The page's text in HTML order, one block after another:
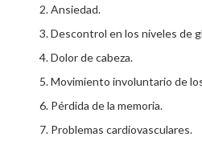
Ansiedad.
Descontrol en los niveles de
Dolor de cabeza.
Movimiento involuntario de
Pérdida de la memoria.
Problemas cardiovasculares.